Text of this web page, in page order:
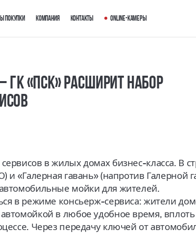
покупки Компания Контакты Online-камеры
ГК «ПСК» расширит набор
в жилых домах бизнес-класса. В
и «Галерная гавань» (напротив Галерной
мойки для жителей.
в режиме консьерж-сервиса: жители
автомойкой в любое удобное время,
Через передачу ключей от